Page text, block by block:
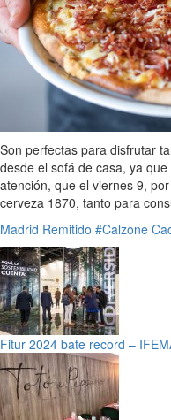
Son perfectas para disfrutar
desde el sofá de casa, ya
atención, que el viernes 9,
cerveza 1870, tanto para
Madrid Remitido #Calzone
Fitur 2024 bate record –